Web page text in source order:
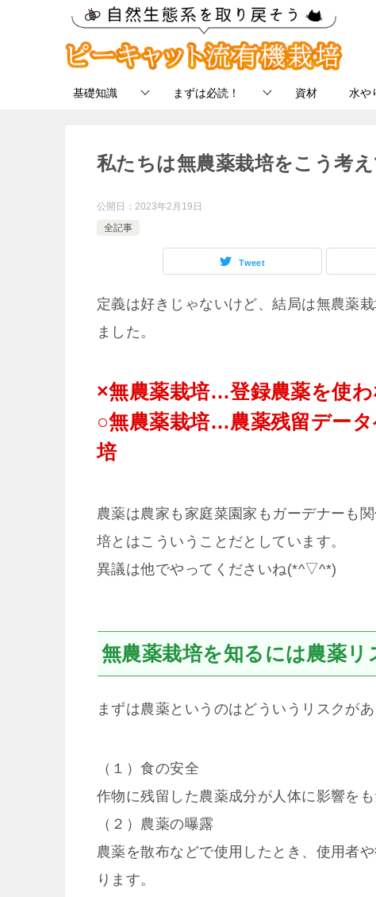
基礎知識 まずは必読！ 資材 水や
私たちは無農薬栽培をこう考え
公開日： 2023年2月19日
全記事
Tweet
定義は好きじゃないけど、結局は無農薬
ました。
×無農薬栽培…登録農薬を使
○無農薬栽培…農薬残留デー
培
農薬は農家も家庭菜園家もガーデナーも
培とはこういうことだとしています。
異議は他でやってくださいね(*^▽^*)
無農薬栽培を知るには農薬リ
まずは農薬というのはどういうリスクが
（１）食の安全
作物に残留した農薬成分が人体に影響を
（２）農薬の曝露
農薬を散布などで使用したとき、使用者
ります。